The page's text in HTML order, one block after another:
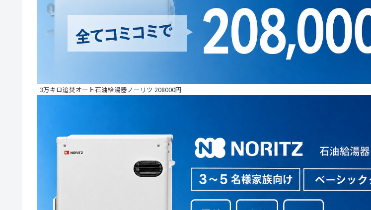
3万キロ追焚オート石油給湯器ノーリツ 208000円